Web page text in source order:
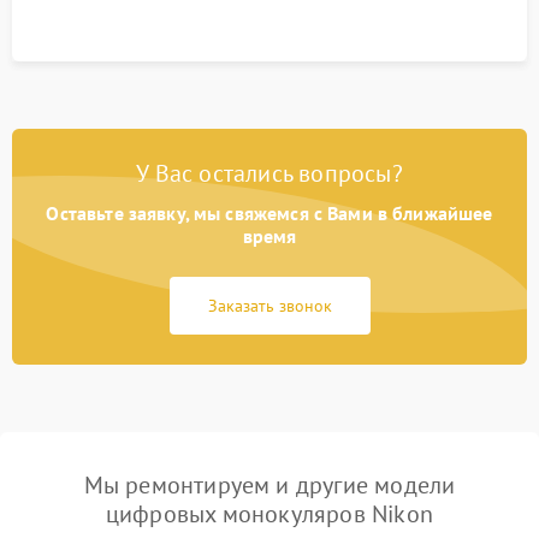
У Вас остались вопросы?
Оставьте заявку, мы свяжемся с Вами в ближайшее
время
Заказать звонок
Мы ремонтируем и другие модели
цифровых монокуляров Nikon